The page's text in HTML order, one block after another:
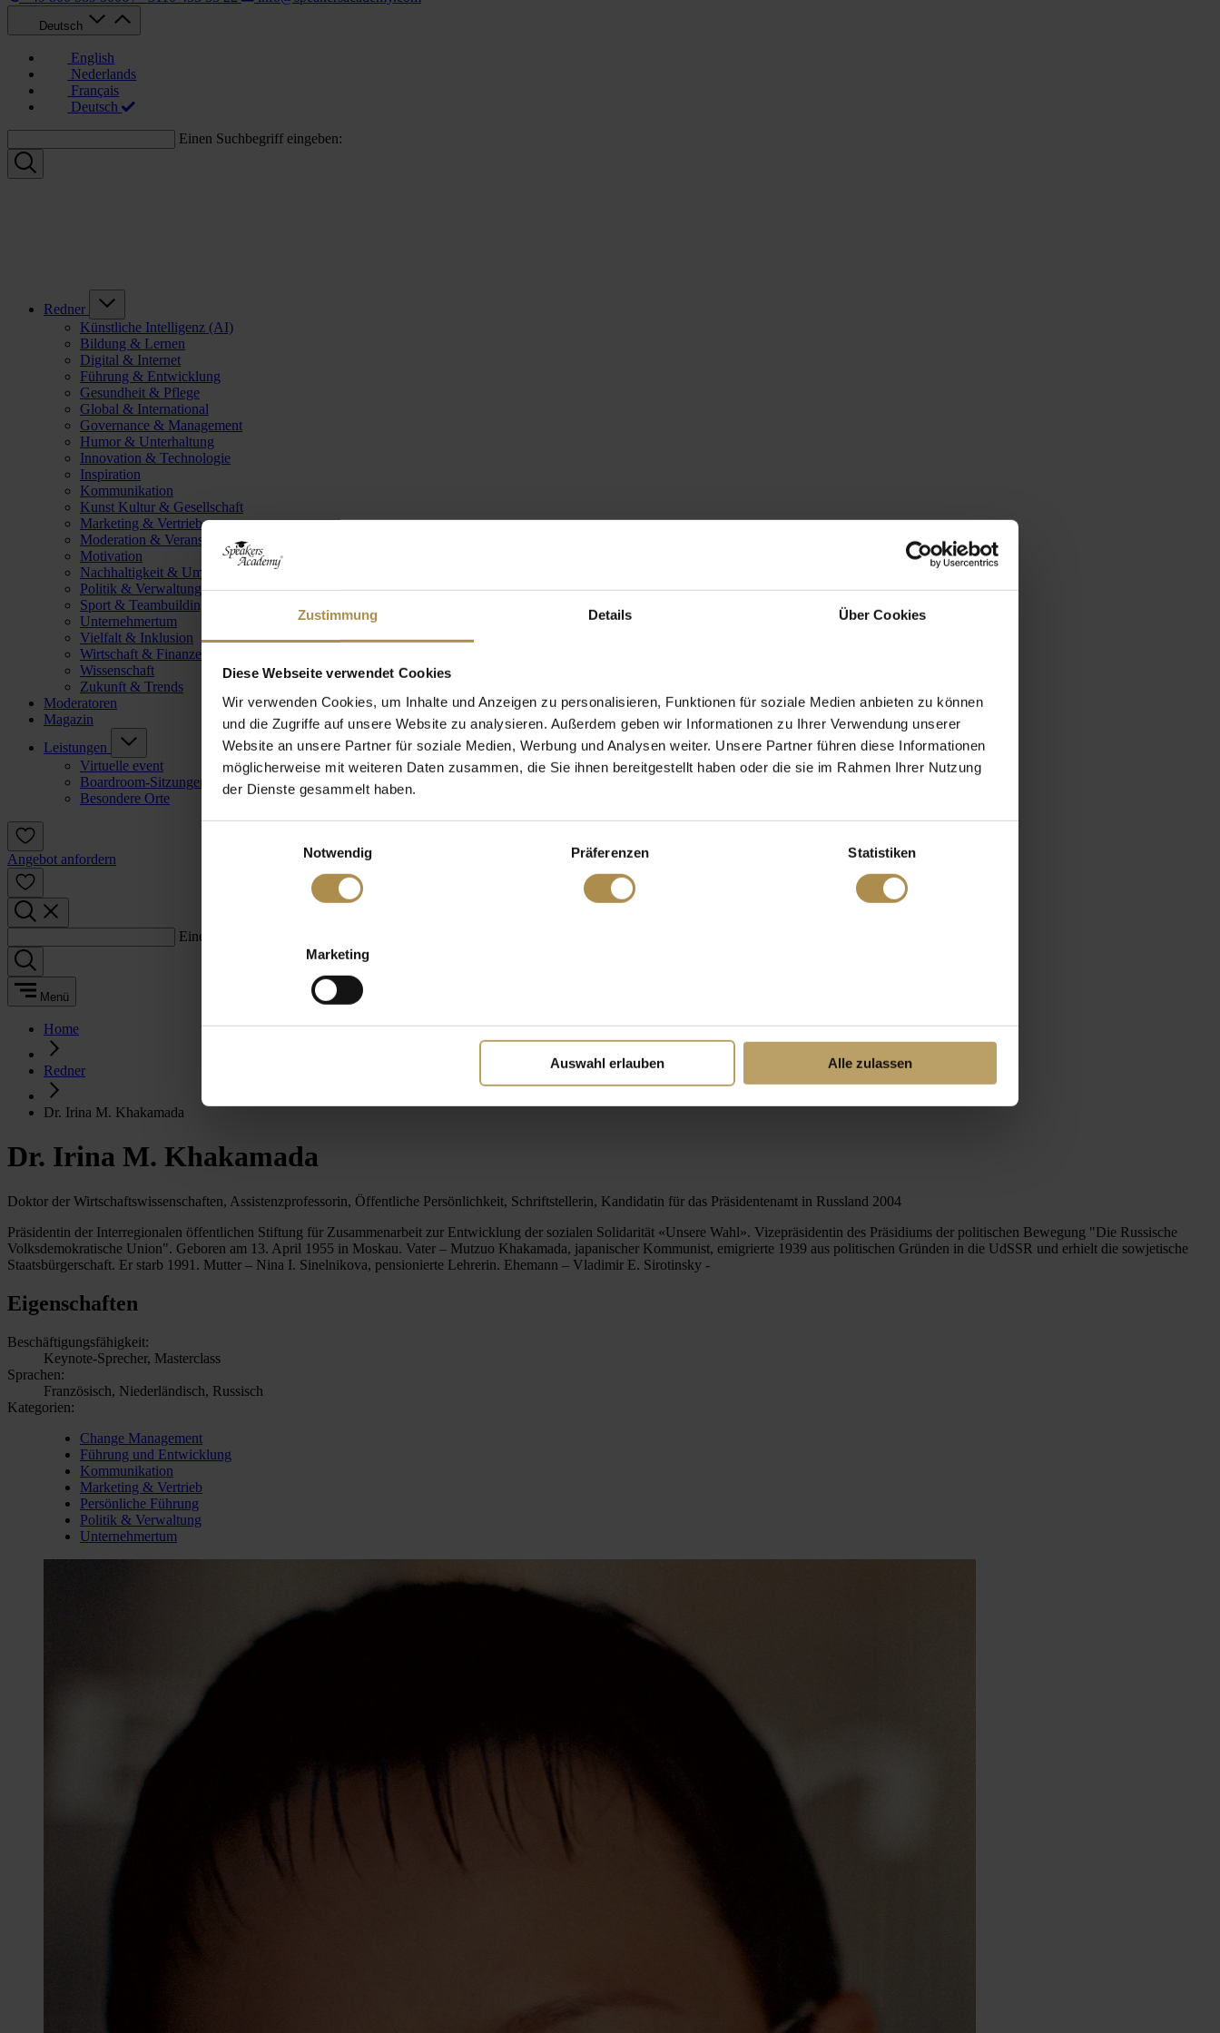
Zustimmung Details Über Cookies
Diese Webseite verwendet Cookies
Wir verwenden Cookies, um Inhalte und Anzeigen zu personalisieren, Funktionen für soziale Medien anbieten zu können
und die Zugriffe auf unsere Website zu analysieren. Außerdem geben wir Informationen zu Ihrer Verwendung unserer
Website an unsere Partner für soziale Medien, Werbung und Analysen weiter. Unsere Partner führen diese Informationen
möglicherweise mit weiteren Daten zusammen, die Sie ihnen bereitgestellt haben oder die sie im Rahmen Ihrer Nutzung
der Dienste gesammelt haben.
Notwendig
Präferenzen Statistiken
Marketing
Auswahl erlauben Alle zulassen
Deutsch
English
Nederlands
Français
Deutsch
Einen Suchbegriff eingeben:
Redner
Künstliche Intelligenz (AI)
Bildung & Lernen
Digital & Internet
Führung & Entwicklung
Gesundheit & Pflege
Global & International
Governance & Management
Humor & Unterhaltung
Innovation & Technologie
Inspiration
Kommunikation
Kunst Kultur & Gesellschaft
Marketing & Vertrieb
Moderation & Veranstaltungsleitung
Motivation
Nachhaltigkeit & Umwelt
Politik & Verwaltung
Sport & Teambuilding
Unternehmertum
Vielfalt & Inklusion
Wirtschaft & Finanzen
Wissenschaft
Zukunft & Trends
Moderatoren
Magazin
Leistungen
Virtuelle event
Boardroom-Sitzungen
Besondere Orte
Angebot anfordern
Einen Suchbegriff eingeben:
Menü
Home
Redner
Dr. Irina M. Khakamada
Dr. Irina M. Khakamada
Doktor der Wirtschaftswissenschaften, Assistenzprofessorin, Öffentliche Persönlichkeit, Schriftstellerin, Kandidatin für das Präsidentenamt in Russland 2004
Präsidentin der Interregionalen öffentlichen Stiftung für Zusammenarbeit zur Entwicklung der sozialen Solidarität «Unsere Wahl». Vizepräsidentin des Präsidiums der politischen Bewegung "Die Russische
Volksdemokratische Union". Geboren am 13. April 1955 in Moskau. Vater – Mutzuo Khakamada, japanischer Kommunist, emigrierte 1939 aus politischen Gründen in die UdSSR und erhielt die sowjetische
Staatsbürgerschaft. Er starb 1991. Mutter – Nina I. Sinelnikova, pensionierte Lehrerin. Ehemann – Vladimir E. Sirotinsky -
Eigenschaften
Beschäftigungsfähigkeit:
Keynote-Sprecher, Masterclass
Sprachen:
Französisch, Niederländisch, Russisch
Kategorien:
Change Management
Führung und Entwicklung
Kommunikation
Marketing & Vertrieb
Persönliche Führung
Politik & Verwaltung
Unternehmertum